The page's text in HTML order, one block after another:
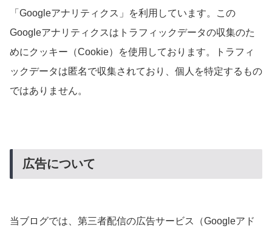
「Googleアナリティクス」を利用しています。この
Googleアナリティクスはトラフィックデータの収集のた
めにクッキー（Cookie）を使用しております。トラフィ
ックデータは匿名で収集されており、個人を特定するもの
ではありません。
広告について
当ブログでは、第三者配信の広告サービス（Googleアド